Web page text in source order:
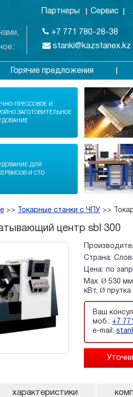
Партнеры Сервис
+7 771 780-28-38
stanki@kazstanex.kz
Горячие предложения
ПРЕССОВОЕ И
ЗАГОТОВИТЕЛЬНОЕ
ДЛЯ
И СТО
>> Токарные станки с ЧПУ >>
центр sbl 300
Страна:
Цена: по
Max. Ø 530
кВт, Ø
Ваш
моб.: +7
e-mail:
характеристики